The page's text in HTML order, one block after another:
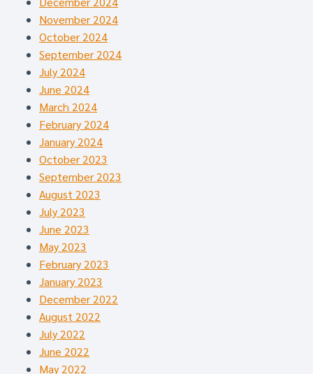
November 2024
October 2024
September 2024
July 2024
June 2024
March 2024
February 2024
January 2024
October 2023
September 2023
August 2023
July 2023
June 2023
May 2023
February 2023
January 2023
December 2022
August 2022
July 2022
June 2022
May 2022